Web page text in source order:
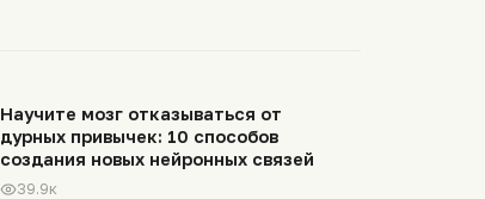
Научите мозг отказываться от
дурных привычек: 10 способов
создания новых нейронных связей
39.9к